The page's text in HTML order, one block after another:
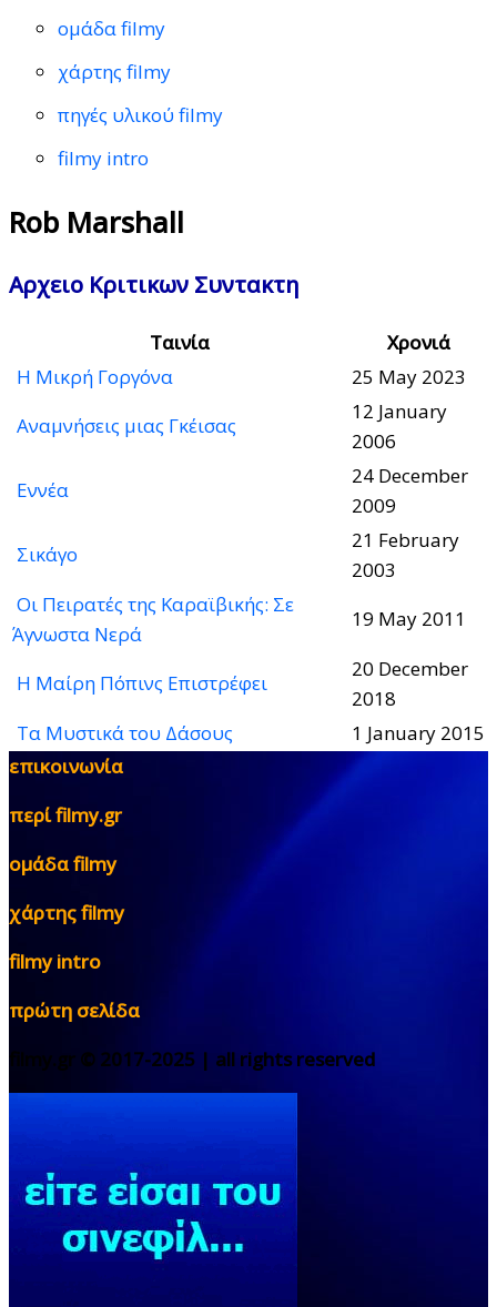
ομάδα filmy
χάρτης filmy
πηγές υλικού filmy
filmy intro
Rob Marshall
Αρχειο Κριτικων Συντακτη
Ταινία
Χρονιά
Η Μικρή Γοργόνα
25 May 2023
Αναμνήσεις μιας Γκέισας
12 January
2006
Εννέα
24 December
2009
Σικάγο
21 February
2003
Οι Πειρατές της Καραϊβικής: Σε
Άγνωστα Νερά
19 May 2011
Η Μαίρη Πόπινς Επιστρέφει
20 December
2018
Τα Μυστικά του Δάσους
1 January 2015
επικοινωνία
περί filmy.gr
ομάδα filmy
χάρτης filmy
filmy intro
πρώτη σελίδα
filmy.gr © 2017-2025 | all rights reserved